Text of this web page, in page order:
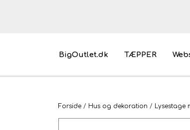
BigOutlet.dk TÆPPER
Pakkeleg gaveidéer til
Forside Hus og dekoration Lysestage